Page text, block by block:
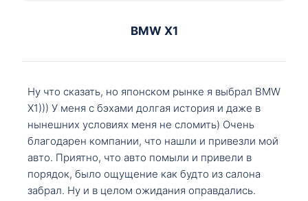
BMW X1
Ну что сказать, но японском рынке я выбрал BMW
X1))) У меня с бэхами долгая история и даже в
нынешних условиях меня не сломить) Очень
благодарен компании, что нашли и привезли мой
авто. Приятно, что авто помыли и привели в
порядок, было ощущение как будто из салона
забрал. Ну и в целом ожидания оправдались.